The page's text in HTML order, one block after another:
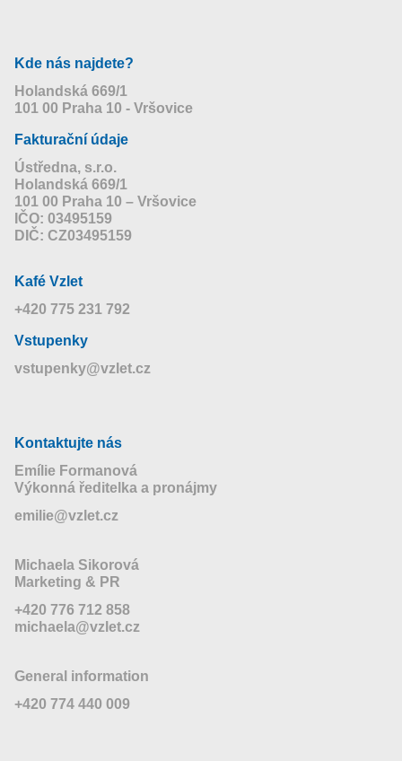
Kde nás najdete?
Holandská 669/1
101 00 Praha 10 - Vršovice
Fakturační údaje
Ústředna, s.r.o.
Holandská 669/1
101 00 Praha 10 – Vršovice
IČO: 03495159
DIČ: CZ03495159
Kafé Vzlet
+420 775 231 792
Vstupenky
vstupenky@vzlet.cz
Kontaktujte nás
Emílie Formanová
Výkonná ředitelka a pronájmy
emilie@vzlet.cz
Michaela Sikorová
Marketing & PR
+420 776 712 858
michaela@vzlet.cz
General information
+420 774 440 009